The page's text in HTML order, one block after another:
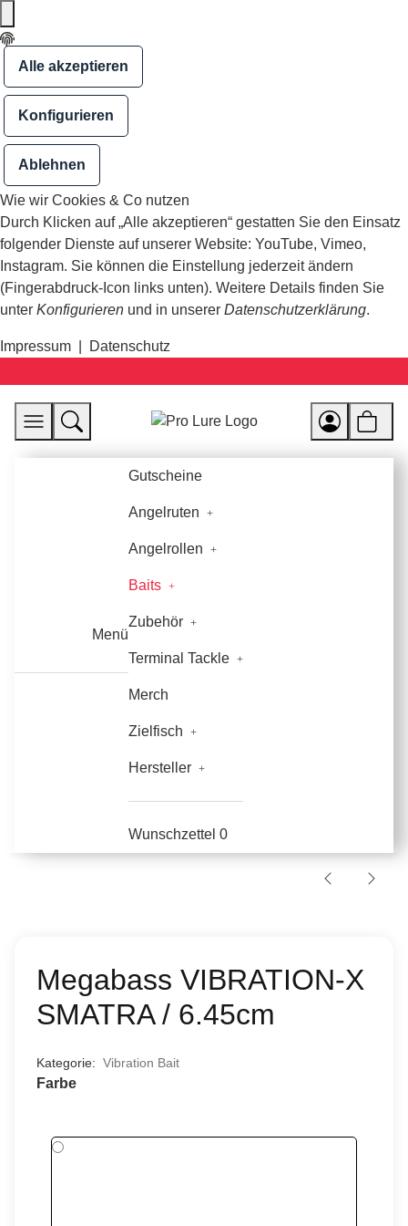
Alle akzeptieren
Konfigurieren
Ablehnen
Wie wir Cookies & Co nutzen
Durch Klicken auf „Alle akzeptieren“ gestatten Sie den Einsatz
folgender Dienste auf unserer Website: YouTube, Vimeo,
Instagram. Sie können die Einstellung jederzeit ändern
(Fingerabdruck-Icon links unten). Weitere Details finden Sie
unter Konfigurieren und in unserer Datenschutzerklärung.
Impressum Datenschutz
Menü
Gutscheine
Angelruten
Angelrollen
Baits
Zubehör
Terminal Tackle
Merch
Zielfisch
Hersteller
Wunschzettel 0
Megabass VIBRATION-X
SMATRA / 6.45cm
Kategorie: Vibration Bait
Farbe